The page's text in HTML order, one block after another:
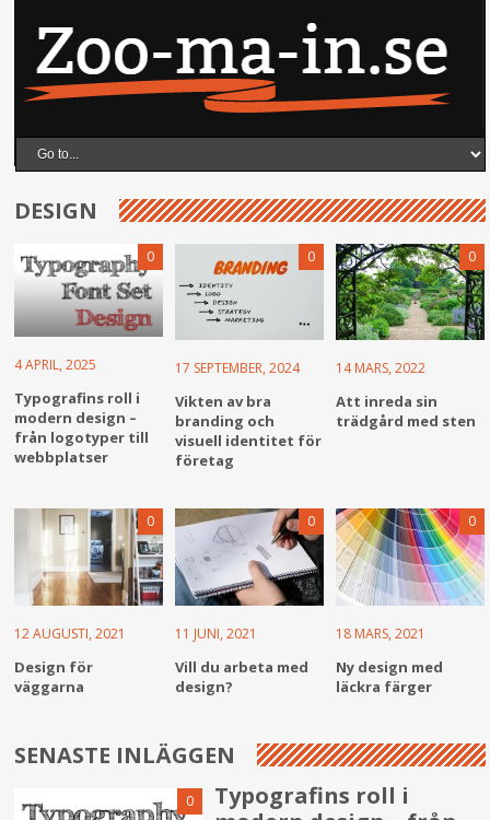
DESIGN
0
4 APRIL, 2025
Typografins roll i
modern design –
från logotyper till
webbplatser
0
17 SEPTEMBER, 2024
Vikten av bra
branding och
visuell identitet för
företag
0
14 MARS, 2022
Att inreda sin
trädgård med sten
0
12 AUGUSTI, 2021
Design för
väggarna
0
11 JUNI, 2021
Vill du arbeta med
design?
0
18 MARS, 2021
Ny design med
läckra färger
SENASTE INLÄGGEN
0
Typografins roll i